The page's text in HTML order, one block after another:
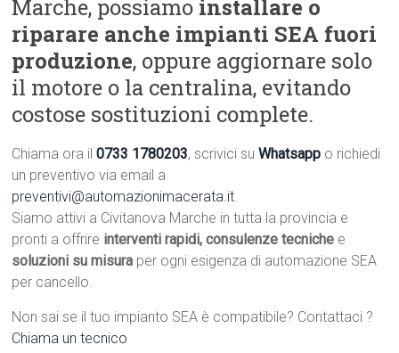
Marche, possiamo installare o
riparare anche impianti SEA fuori
produzione, oppure aggiornare solo
il motore o la centralina, evitando
costose sostituzioni complete.
Chiama ora il0733 1780203, scrivici suWhatsapp o richiedi
un preventivo via email a
preventivi@automazionimacerata.it.
Siamo attivi a Civitanova Marche in tutta la provincia e
pronti a offrire interventi rapidi, consulenze tecniche e
soluzioni su misura per ogni esigenza di automazione SEA
per cancello.
Non sai se il tuo impianto SEA è compatibile? Contattaci ?
Chiama un tecnico